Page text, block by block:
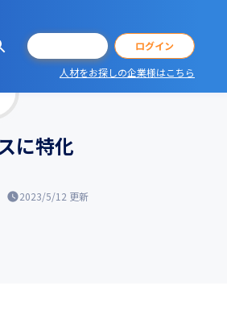
ログイン
人材をお探しの企業様はこちら
に特化
2023/5/12 更新